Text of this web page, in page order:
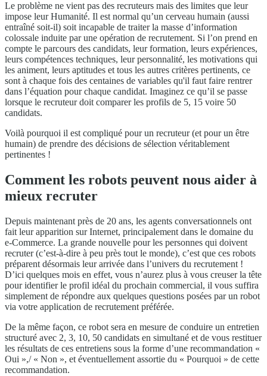
Le problème ne vient pas des recruteurs mais des limites que leur
impose leur Humanité. Il est normal qu’un cerveau humain (aussi
entraîné soit-il) soit incapable de traiter la masse d’information
colossale induite par une opération de recrutement. Si l’on prend en
compte le parcours des candidats, leur formation, leurs expériences,
leurs compétences techniques, leur personnalité, les motivations qui
les animent, leurs aptitudes et tous les autres critères pertinents, ce
sont à chaque fois des centaines de variables qu'il faut faire rentrer
dans l’équation pour chaque candidat. Imaginez ce qu’il se passe
lorsque le recruteur doit comparer les profils de 5, 15 voire 50
candidats.
Voilà pourquoi il est compliqué pour un recruteur (et pour un être
humain) de prendre des décisions de sélection véritablement
pertinentes !
Comment les robots peuvent nous aider à
mieux recruter
Depuis maintenant près de 20 ans, les agents conversationnels ont
fait leur apparition sur Internet, principalement dans le domaine du
e-Commerce. La grande nouvelle pour les personnes qui doivent
recruter (c’est-à-dire à peu près tout le monde), c’est que ces robots
préparent désormais leur arrivée dans l’univers du recrutement !
D’ici quelques mois en effet, vous n’aurez plus à vous creuser la tête
pour identifier le profil idéal du prochain commercial, il vous suffira
simplement de répondre aux quelques questions posées par un robot
via votre application de recrutement préférée.
De la même façon, ce robot sera en mesure de conduire un entretien
structuré avec 2, 3, 10, 50 candidats en simultané et de vous restituer
les résultats de ces entretiens sous la forme d’une recommandation «
Oui »,/ « Non », et éventuellement assortie du « Pourquoi » de cette
recommandation.